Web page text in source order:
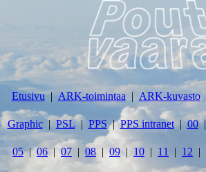
Etusivu ARK-toimintaa ARK-kuvasto
Graphic PSL PPS PPS intranet 00
05 06 07 08 09 10 11 12